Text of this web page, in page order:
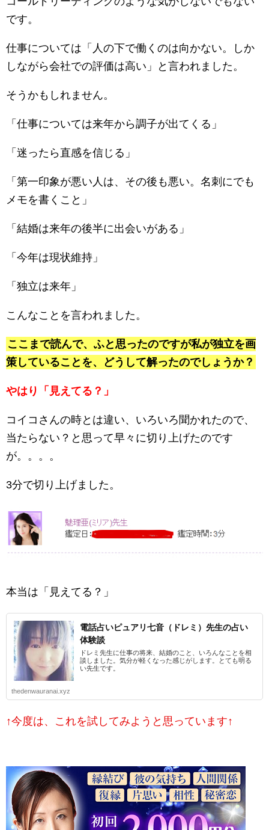
です。
仕事については「人の下で働くのは向かない。しか
しながら会社での評価は高い」と言われました。
そうかもしれません。
「仕事については来年から調子が出てくる」
「迷ったら直感を信じる」
「第一印象が悪い人は、その後も悪い。名刺にでも
メモを書くこと」
「結婚は来年の後半に出会いがある」
「今年は現状維持」
「独立は来年」
こんなことを言われました。
ここまで読んで、ふと思ったのですが私が独立を画
策していることを、どうして解ったのでしょうか？
やはり「見えてる？」
コイコさんの時とは違い、いろいろ聞かれたので、
当たらない？と思って早々に切り上げたのです
が。。。。
3分で切り上げました。
本当は「見えてる？」
電話占いピュアリ七音（ドレミ）先生の占い
体験談
ドレミ先生に仕事の将来、結婚のこと、いろんなことを相
談しました。気分が軽くなった感じがします。とても明る
い先生です。
thedenwauranai.xyz
↑今度は、これを試してみようと思っています↑